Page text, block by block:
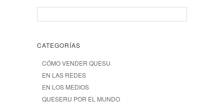
CATEGORÍAS
CÓMO VENDER QUESU
EN LAS REDES
EN LOS MEDIOS
QUESERU POR EL MUNDO